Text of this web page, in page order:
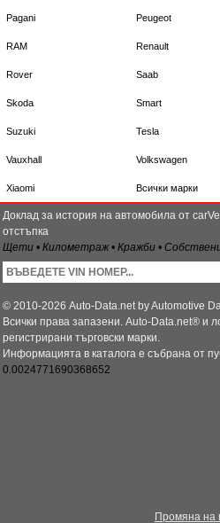
Pagani Peugeot
RAM Renault
Rover Saab
Skoda Smart
Suzuki Tesla
Vauxhall Volkswagen
Xiaomi Всички марки
Доклад за история на автомобила от
отстъпка
Щети • Километраж • Кражби •
© 2010-2026 Auto-Data.net by Automotive
Всички права запазени. Auto-Data.net® и
регистрирани търговски марки.
Информацията в каталога е събрана от
0.0024771690368652
Промяна на